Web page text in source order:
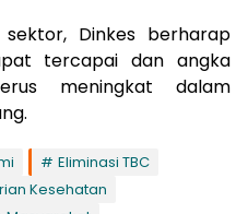
Dinkes berharap
tercapai dan angka
meningkat dalam
Eliminasi TBC
Kesehatan